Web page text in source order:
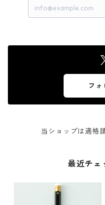
フォ
当ショップは適格
最近チェ